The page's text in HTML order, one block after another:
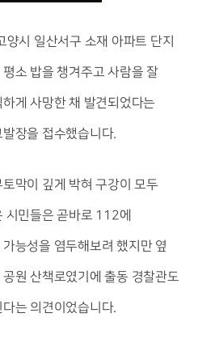
시 일산서구 소재 아파트 단지
소 밥을 챙겨주고 사람을 잘
게 사망한 채 발견되었다는
장을 접수했습니다.
막이 깊게 박혀 구강이 모두
시민들은 곧바로 112에
능성을 염두해보려 했지만 옆
원 산책로였기에 출동 경찰관도
는 의견이었습니다.